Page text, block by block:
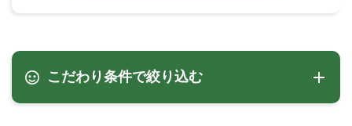
こだわり条件で絞り込む